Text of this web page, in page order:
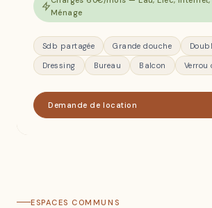
Ménage
Sdb partagée Grande douche
Dressing
Bureau Balcon Verrou
Demande de location
ESPACES COMMUNS